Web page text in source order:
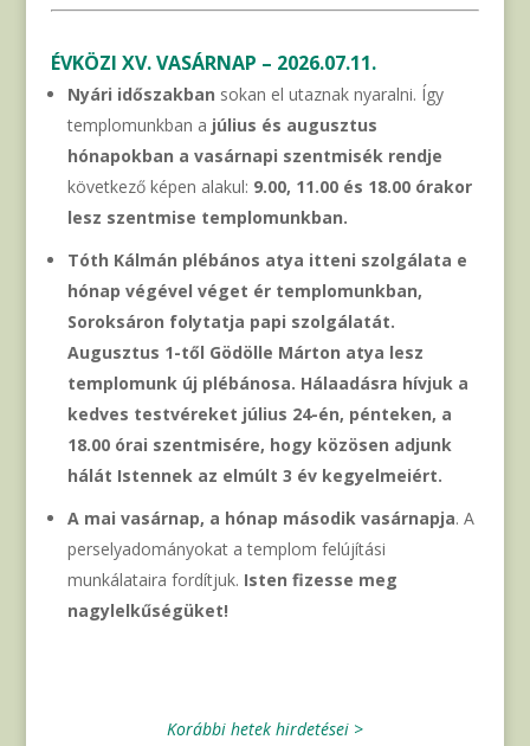
ÉVKÖZI XV. VASÁRNAP – 2026.07.11.
Nyári időszakban sokan el utaznak nyaralni. Így
templomunkban a július és augusztus
hónapokban a vasárnapi szentmisék rendje
következő képen alakul: 9.00, 11.00 és 18.00 órakor
lesz szentmise templomunkban.
Tóth Kálmán plébános atya itteni szolgálata e
hónap végével véget ér templomunkban,
Soroksáron folytatja papi szolgálatát.
Augusztus 1-től Gödölle Márton atya lesz
templomunk új plébánosa. Hálaadásra hívjuk a
kedves testvéreket július 24-én, pénteken, a
18.00 órai szentmisére, hogy közösen adjunk
hálát Istennek az elmúlt 3 év kegyelmeiért.
A mai vasárnap, a hónap második vasárnapja. A
perselyadományokat a templom felújítási
munkálataira fordítjuk. Isten fizesse meg
nagylelkűségüket!
Korábbi hetek hirdetései >